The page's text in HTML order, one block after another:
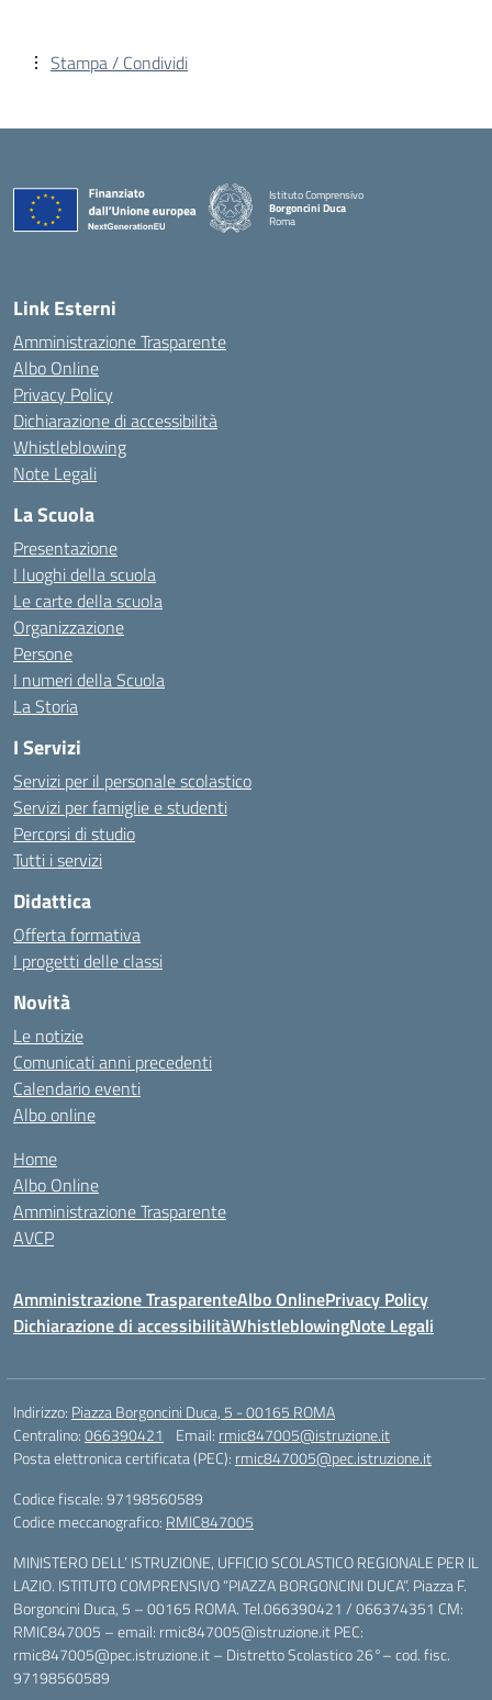
Stampa / Condividi
Istituto Comprensivo
Borgoncini Duca
Roma
Link Esterni
Amministrazione Trasparente
Albo Online
Privacy Policy
Dichiarazione di accessibilità
Whistleblowing
Note Legali
La Scuola
Presentazione
I luoghi della scuola
Le carte della scuola
Organizzazione
Persone
I numeri della Scuola
La Storia
I Servizi
Servizi per il personale scolastico
Servizi per famiglie e studenti
Percorsi di studio
Tutti i servizi
Didattica
Offerta formativa
I progetti delle classi
Novità
Le notizie
Comunicati anni precedenti
Calendario eventi
Albo online
Home
Albo Online
Amministrazione Trasparente
AVCP
Amministrazione TrasparenteAlbo OnlinePrivacy Policy
Dichiarazione di accessibilitàWhistleblowingNote Legali
Indirizzo: Piazza Borgoncini Duca, 5 - 00165 ROMA
Centralino:066390421 Email: rmic847005@istruzione.it
Posta elettronica certificata (PEC): rmic847005@pec.istruzione.it
Codice fiscale: 97198560589
Codice meccanografico: RMIC847005
MINISTERO DELL’ ISTRUZIONE, UFFICIO SCOLASTICO REGIONALE PER IL
LAZIO. ISTITUTO COMPRENSIVO “PIAZZA BORGONCINI DUCA”. Piazza F.
Borgoncini Duca, 5 – 00165 ROMA. Tel.066390421 / 066374351 CM:
RMIC847005 – email: rmic847005@istruzione.it PEC:
rmic847005@pec.istruzione.it – Distretto Scolastico 26°– cod. fisc.
97198560589